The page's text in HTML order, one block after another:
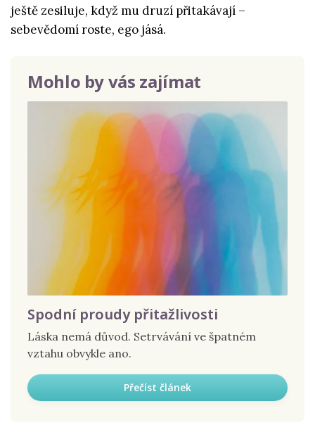
ještě zesiluje, když mu druzí přitakávají –
sebevědomí roste, ego jásá.
Mohlo by vás zajímat
Spodní proudy přitažlivosti
Láska nemá důvod. Setrvávání ve špatném
vztahu obvykle ano.
Přečíst článek